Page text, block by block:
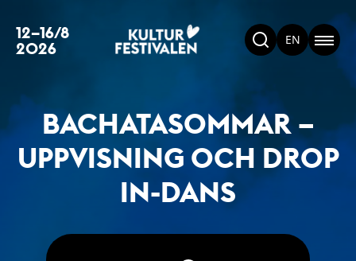
12–16/8
2026 EN
BACHATASOMMAR –
UPPVISNING OCH DROP
IN-DANS